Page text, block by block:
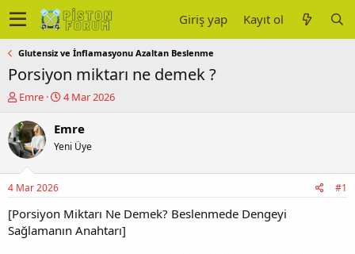
Giriş yap Kayıt ol
Glutensiz ve İnflamasyonu Azaltan Beslenme
Porsiyon miktarı ne demek ?
K
n
u
y
b
a
ş
a
Emre
B
ş
a
ç
a
4 Mar 2026
Emre
Yeni Üye
4 Mar 2026 #1
[Porsiyon Miktarı Ne Demek? Beslenmede Dengeyi
Sağlamanın Anahtarı]